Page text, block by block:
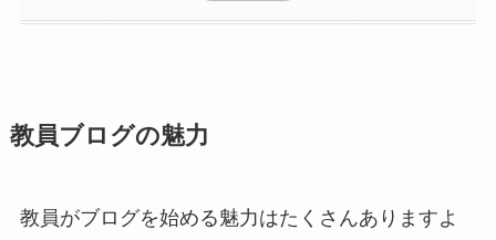
教員ブログの魅力
教員がブログを始める魅力はたくさんありますよ